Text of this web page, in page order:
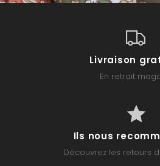
Livraison
En retrait
Ils nous
Découvrez les retours